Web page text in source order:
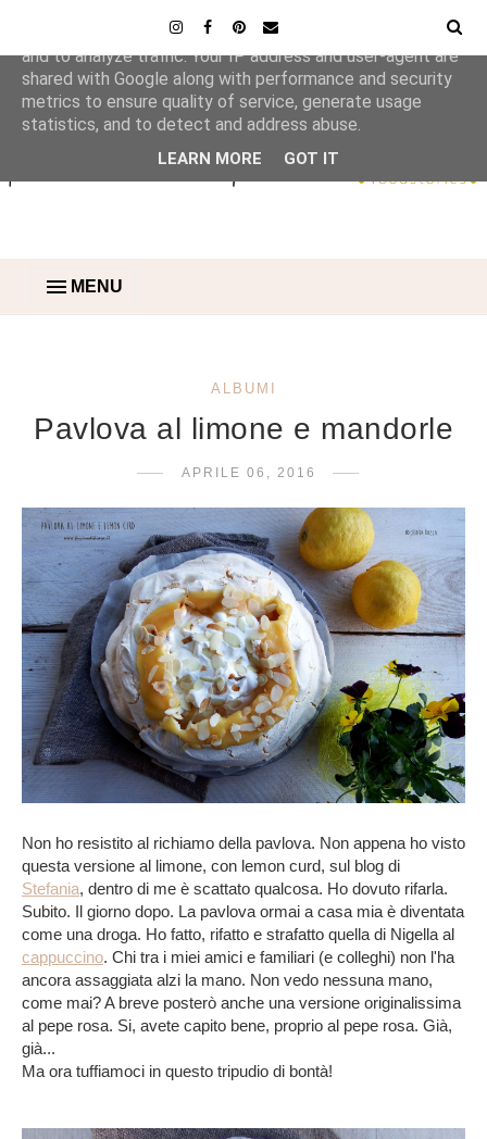
MENU
ALBUMI
Pavlova al limone e mandorle
APRILE 06, 2016
Non ho resistito al richiamo della pavlova. Non appena ho visto
questa versione al limone, con lemon curd, sul blog di
Stefania, dentro di me è scattato qualcosa. Ho dovuto rifarla.
Subito. Il giorno dopo. La pavlova ormai a casa mia è diventata
come una droga. Ho fatto, rifatto e strafatto quella di Nigella al
cappuccino. Chi tra i miei amici e familiari (e colleghi) non l'ha
ancora assaggiata alzi la mano. Non vedo nessuna mano,
come mai? A breve posterò anche una versione originalissima
al pepe rosa. Si, avete capito bene, proprio al pepe rosa. Già,
già...
Ma ora tuffiamoci in questo tripudio di bontà!
This site uses cookies from Google to deliver its services
and to analyze traffic. Your IP address and user-agent are
shared with Google along with performance and security
metrics to ensure quality of service, generate usage
statistics, and to detect and address abuse.
LEARN MORE GOT IT